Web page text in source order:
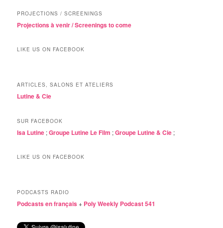
PROJECTIONS / SCREENINGS
Projections à venir / Screenings to come
LIKE US ON FACEBOOK
ARTICLES, SALONS ET ATELIERS
Lutine & Cie
SUR FACEBOOK
Isa Lutine ;Groupe Lutine Le Film ;Groupe Lutine & Cie ;
LIKE US ON FACEBOOK
PODCASTS RADIO
Podcasts en français+ Poly Weekly Podcast 541